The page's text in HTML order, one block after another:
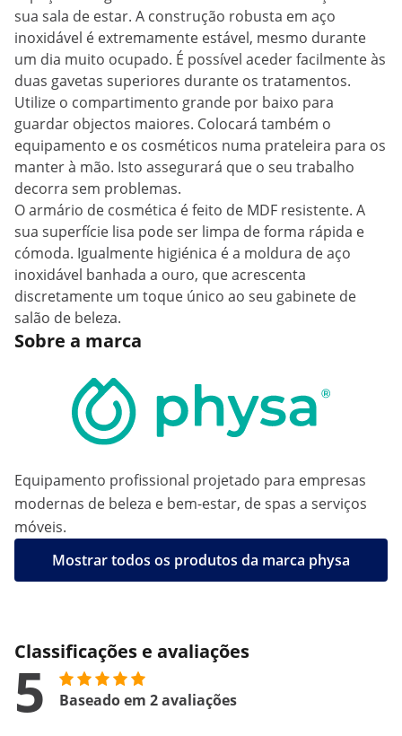
sua sala de estar. A construção robusta em aço
inoxidável é extremamente estável, mesmo durante
um dia muito ocupado. É possível aceder facilmente às
duas gavetas superiores durante os tratamentos.
Utilize o compartimento grande por baixo para
guardar objectos maiores. Colocará também o
equipamento e os cosméticos numa prateleira para os
manter à mão. Isto assegurará que o seu trabalho
decorra sem problemas.
O armário de cosmética é feito de MDF resistente. A
sua superfície lisa pode ser limpa de forma rápida e
cómoda. Igualmente higiénica é a moldura de aço
inoxidável banhada a ouro, que acrescenta
discretamente um toque único ao seu gabinete de
salão de beleza.
Sobre a marca
Equipamento profissional projetado para empresas
modernas de beleza e bem-estar, de spas a serviços
móveis.
Mostrar todos os produtos da marca physa
Classificações e avaliações
5 Baseado em 2 avaliações